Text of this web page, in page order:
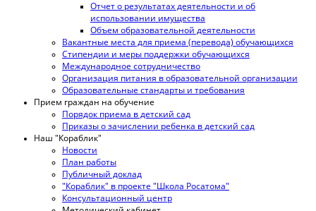
Отчет о результатах деятельности и об
использовании имущества
Объем образовательной деятельности
Вакантные места для приема (перевода) обучающихся
Стипендии и меры поддержки обучающихся
Международное сотрудничество
Организация питания в образовательной организации
Образовательные стандарты и требования
Прием граждан на обучение
Порядок приема в детский сад
Приказы о зачислении ребенка в детский сад
Наш "Кораблик"
Новости
План работы
Публичный доклад
"Кораблик" в проекте "Школа Росатома"
Консультационный центр